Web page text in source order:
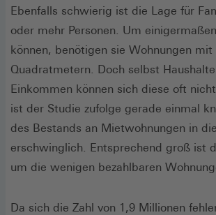
Ebenfalls schwierig ist die Lage für
oder mehr Personen. Um
können, benötigen sie Wohnungen
Quadratmetern. Doch selbst
Einkommen können sich diese oft
ist der Studie zufolge gerade einmal
des Bestands an Mietwohnungen in
erschwinglich. Entsprechend groß ist
um die wenigen bezahlbaren
Da sich die Zahl von 1,9 Millionen